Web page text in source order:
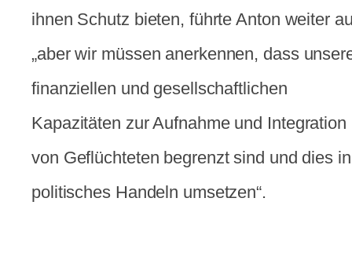
ihnen Schutz bieten, führte Anton weiter
„aber wir müssen anerkennen, dass
finanziellen und gesellschaftlichen
Kapazitäten zur Aufnahme und Integration
von Geflüchteten begrenzt sind und dies in
politisches Handeln umsetzen“.